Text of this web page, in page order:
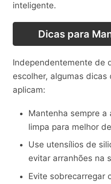
inteligente.
Dicas para
Independentemente de
escolher, algumas
aplicam:
Mantenha sempre a
limpa para melhor
Use utensílios de
evitar arranhões na
Evite sobrecarregar